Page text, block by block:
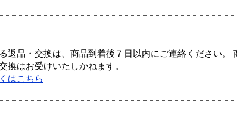
返品・交換は、商品到着後７日以内にご連絡ください。
換はお受けいたしかねます。
はこちら